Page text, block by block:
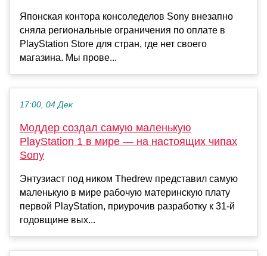
Японская контора консоледелов Sony внезапно
сняла региональные ограничения по оплате в
PlayStation Store для стран, где нет своего
магазина. Мы прове...
17:00, 04 Дек
Моддер создал самую маленькую
PlayStation 1 в мире — на настоящих чипах
Sony
Энтузиаст под ником Thedrew представил самую
маленькую в мире рабочую материнскую плату
первой PlayStation, приурочив разработку к 31-й
годовщине вых...